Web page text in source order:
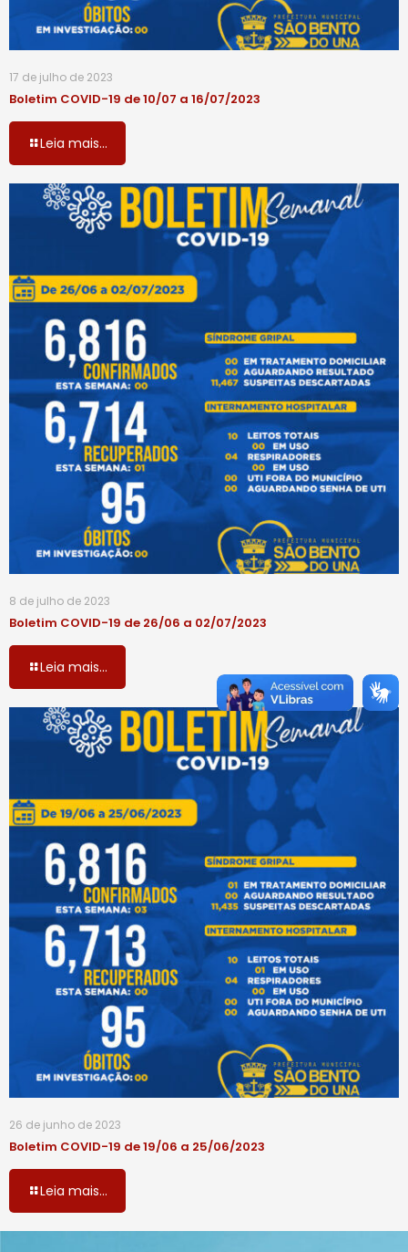
17 de julho de 2023
Boletim COVID-19 de 10/07 a 16/07/2023
Leia mais...
8 de julho de 2023
Boletim COVID-19 de 26/06 a 02/07/2023
Leia mais...
26 de junho de 2023
Boletim COVID-19 de 19/06 a 25/06/2023
Leia mais...